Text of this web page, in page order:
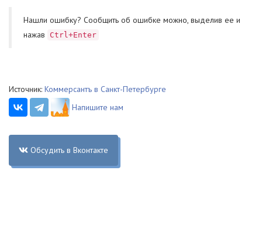
Нашли ошибку? Cообщить об ошибке можно, выделив ее и
нажав
Ctrl+Enter
Источник: Коммерсантъ в Санкт-Петербурге
Напишите нам
Обсудить в Вконтакте